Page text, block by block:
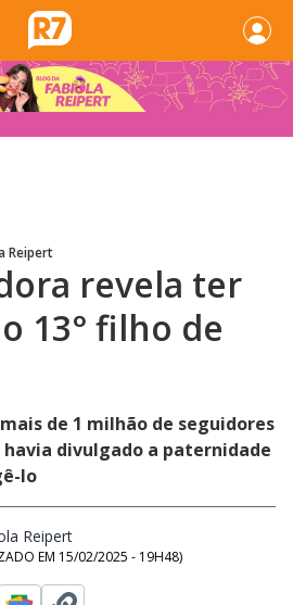
Reipert
revela ter
13° filho de
de 1 milhão de seguidores
havia divulgado a paternidade
lo
Reipert
EM 15/02/2025 - 19H48)